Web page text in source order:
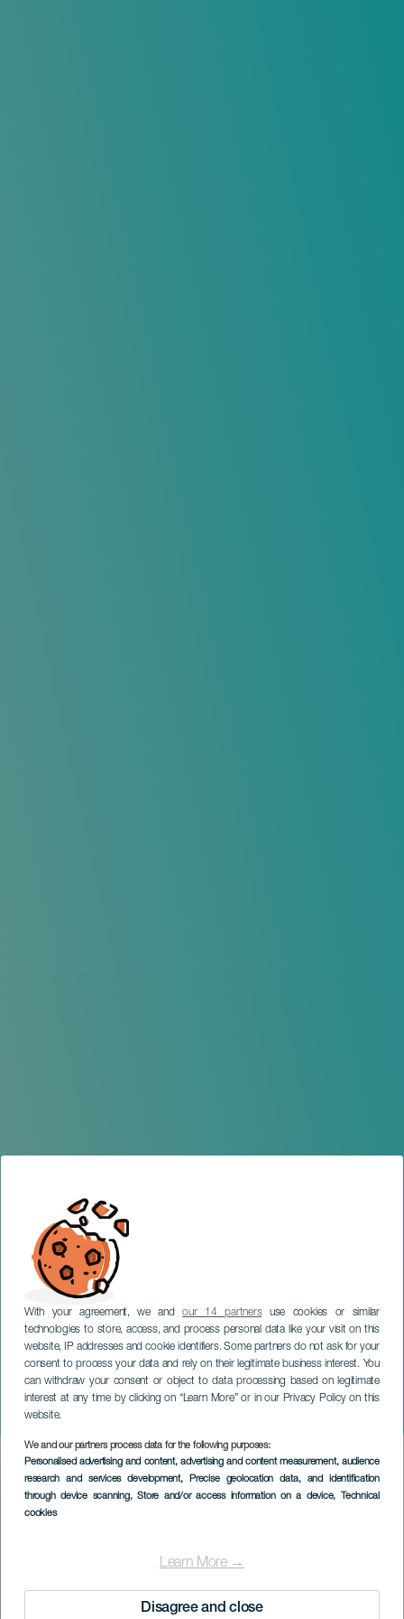
With your agreement, we andour 14 partnersuse cookies or similar
technologies to store, access, and process personal data like your visit on this
website, IP addresses and cookie identifiers. Some partners do not ask for your
consent to process your data and rely on their legitimate business interest. You
can withdraw your consent or object to data processing based on legitimate
interest at any time by clicking on “Learn More” or in our Privacy Policy on this
website.
We and our partners process data for the following purposes:
Personalised advertising and content, advertising and content measurement, audience
research and services development, Precise geolocation data, and identification
through device scanning, Store and/or access information on a device, Technical
cookies
Learn More →
Disagree and close
Klänge und Aromen von
San Bartolomé
LANZAROTE
Imagen
Listado